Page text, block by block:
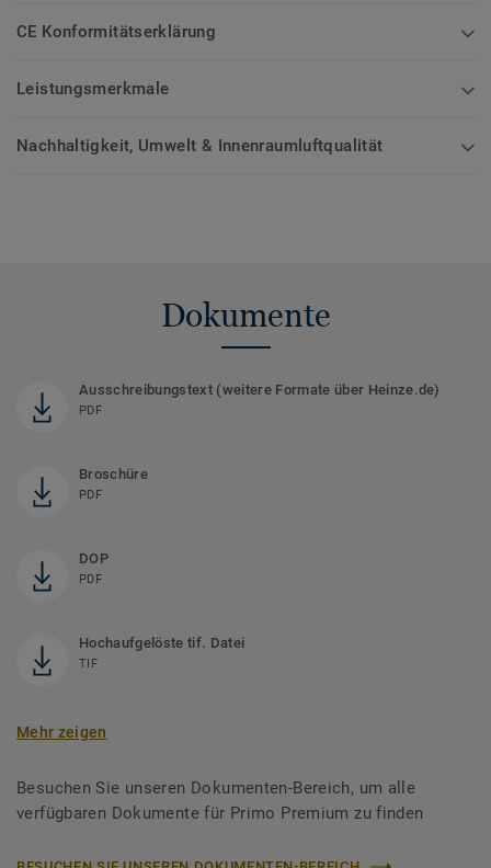
CE Konformitätserklärung
Leistungsmerkmale
Nachhaltigkeit, Umwelt & Innenraumluftqualität
Dokumente
Ausschreibungstext (weitere Formate über Heinze.de)
PDF
Broschüre
PDF
DOP
PDF
Hochaufgelöste tif. Datei
TIF
Mehr zeigen
Besuchen Sie unseren Dokumenten-Bereich, um alle
verfügbaren Dokumente für Primo Premium zu finden